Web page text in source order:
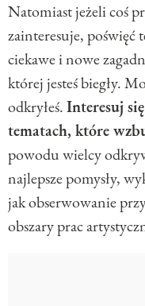
Natomiast jeżeli coś
zainteresuje, poświęć
ciekawe i nowe
której jesteś biegły.
odkryłeś.Interesuj
tematach, które
powodu wielcy
najlepsze pomysły,
jak obserwowanie
obszary prac